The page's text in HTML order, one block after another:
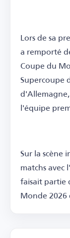
Lors de sa
a remporté
Coupe du
Supercoupe
l'équipe
Sur la
matchs
faisait partie
Monde